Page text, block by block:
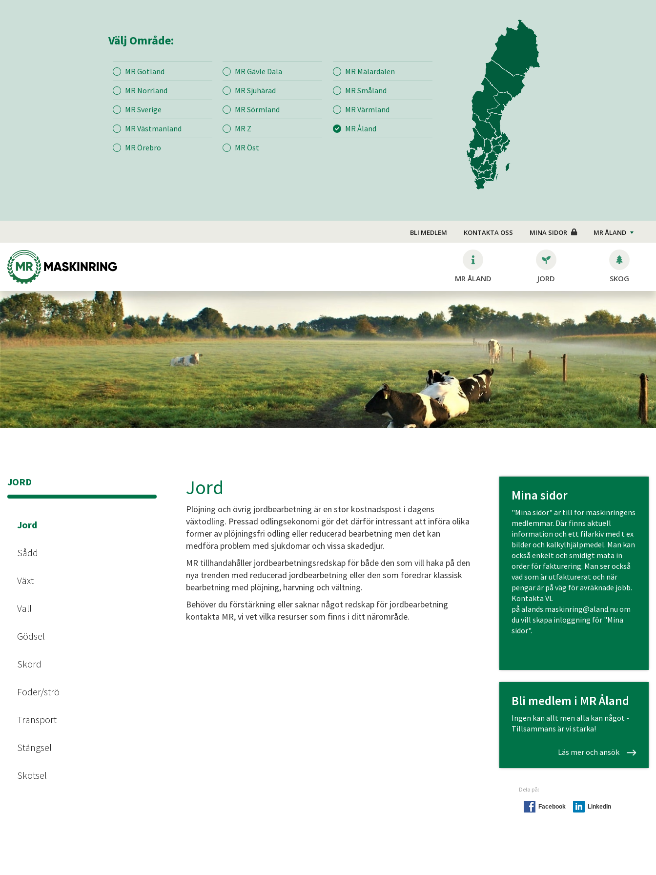
Mina sidor MR Åland Jord
Mina sidor
Skog
Välj Område:
MR Gotland MR Gävle Dala
MR Mälardalen
MR Norrland
MR Sjuhärad
MR Småland
MR Sverige
MR Sörmland
MR Värmland
MR Västmanland
MR Z
MR Åland
MR Örebro
MR Öst
BLI MEDLEM KONTAKTA OSS MINA SIDOR MR ÅLAND
MR ÅLAND JORD SKOG
JORD
Jord
Sådd
Växt
Vall
Gödsel
Skörd
Foder/strö
Transport
Stängsel
Skötsel
Jord
Plöjning och övrig jordbearbetning är en stor kostnadspost i dagens
växtodling. Pressad odlingsekonomi gör det därför intressant att införa olika
former av plöjningsfri odling eller reducerad bearbetning men det kan
medföra problem med sjukdomar och vissa skadedjur.
MR tillhandahåller jordbearbetningsredskap för både den som vill haka på den
nya trenden med reducerad jordbearbetning eller den som föredrar klassisk
bearbetning med plöjning, harvning och vältning.
Behöver du förstärkning eller saknar något redskap för jordbearbetning
kontakta MR, vi vet vilka resurser som finns i ditt närområde.
Mina sidor
"Mina sidor" är till för maskinringens
medlemmar. Där finns aktuell
information och ett filarkiv med t ex
bilder och kalkylhjälpmedel. Man kan
också enkelt och smidigt mata in
order för fakturering. Man ser också
vad som är utfakturerat och när
pengar är på väg för avräknade jobb.
Kontakta VL
på alands.maskinring@aland.nu om
du vill skapa inloggning för "Mina
sidor".
Bli medlem i MR Åland
Ingen kan allt men alla kan något -
Tillsammans är vi starka!
Läs mer och ansök
Dela på:
Facebook LinkedIn